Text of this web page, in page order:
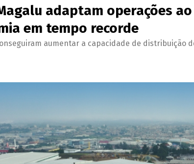
adaptam operações
em tempo recorde
aumentar a capacidade de distribuição